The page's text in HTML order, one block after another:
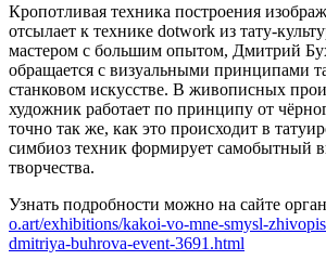
Кропотливая техника построения
отсылает к технике dotwork из тату-
мастером с большим опытом, Дмитрий
обращается с визуальными принципами
станковом искусстве. В живописных
художник работает по принципу от
точно так же, как это происходит в
симбиоз техник формирует самобытный
творчества.
Узнать подробности можно на сайте
o.art/exhibitions/kakoi-vo-mne-smysl-
dmitriya-buhrova-event-3691.html